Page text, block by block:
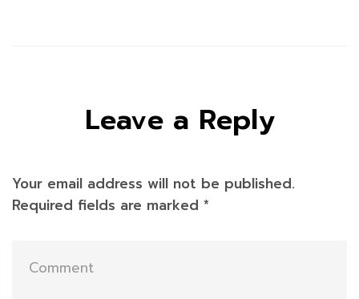
Leave a Reply
Your email address will not be published.
Required fields are marked *